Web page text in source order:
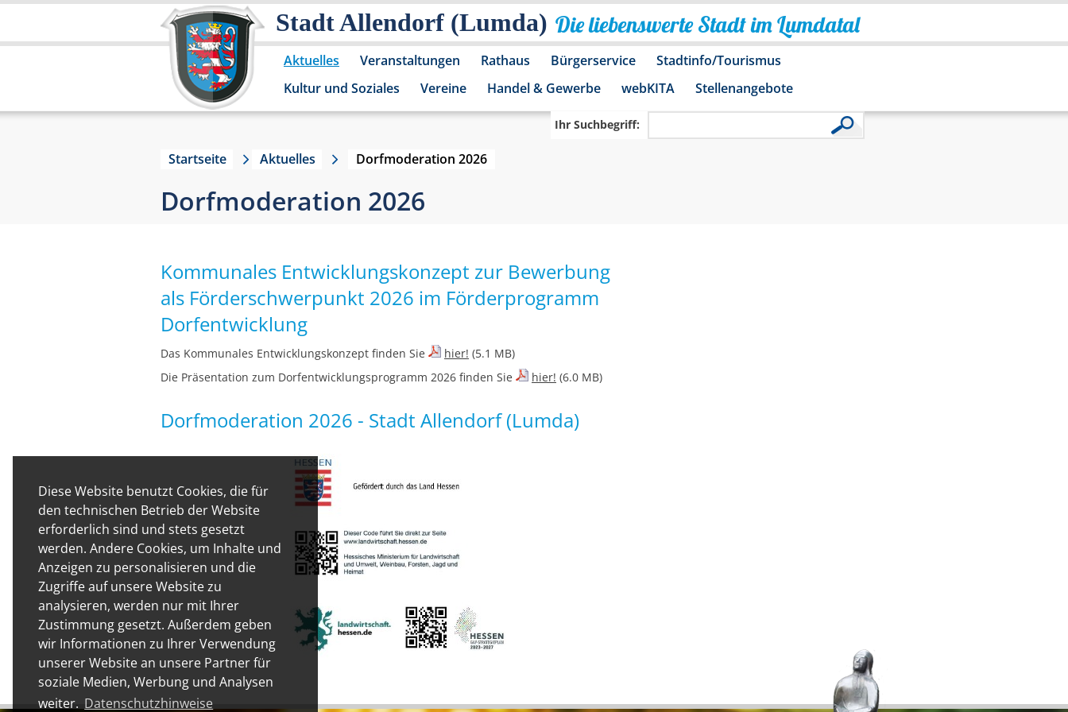
Diese Website benutzt Cookies, die für
den technischen Betrieb der Website
erforderlich sind und stets gesetzt
werden. Andere Cookies, um Inhalte und
Anzeigen zu personalisieren und die
Zugriffe auf unsere Website zu
analysieren, werden nur mit Ihrer
Zustimmung gesetzt. Außerdem geben
wir Informationen zu Ihrer Verwendung
unserer Website an unsere Partner für
soziale Medien, Werbung und Analysen
weiter. Datenschutzhinweise
Stadt Allendorf (Lumda) Die liebenswerte Stadt im Lumdatal
Aktuelles Veranstaltungen Rathaus Bürgerservice
Stadtinfo/Tourismus
Kultur und Soziales
Vereine Handel & Gewerbe webKITA Stellenangebote
Ihr Suchbegriff:
Startseite Aktuelles Dorfmoderation 2026
Dorfmoderation 2026
Kommunales Entwicklungskonzept zur Bewerbung
als Förderschwerpunkt 2026 im Förderprogramm
Dorfentwicklung
Das Kommunales Entwicklungskonzept finden Sie hier! (5.1 MB)
Die Präsentation zum Dorfentwicklungsprogramm 2026 finden Sie
hier! (6.0 MB)
Dorfmoderation 2026 - Stadt Allendorf (Lumda)